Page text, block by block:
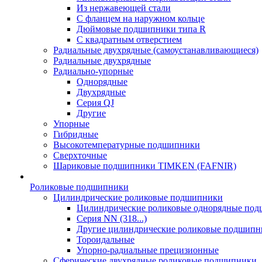
Из нержавеющей стали
С фланцем на наружном кольце
Дюймовые подшипники типа R
С квадратным отверстием
Радиальные двухрядные (самоустанавливающиеся)
Радиальные двухрядные
Радиально-упорные
Однорядные
Двухрядные
Серия QJ
Другие
Упорные
Гибридные
Высокотемпературные подшипники
Сверхточные
Шариковые подшипники TIMKEN (FAFNIR)
Роликовые подшипники
Цилиндрические роликовые подшипники
Цилиндрические роликовые однорядные
Серия NN (318...)
Другие цилиндрические роликовые
Тороидальные
Упорно-радиальные прецизионные